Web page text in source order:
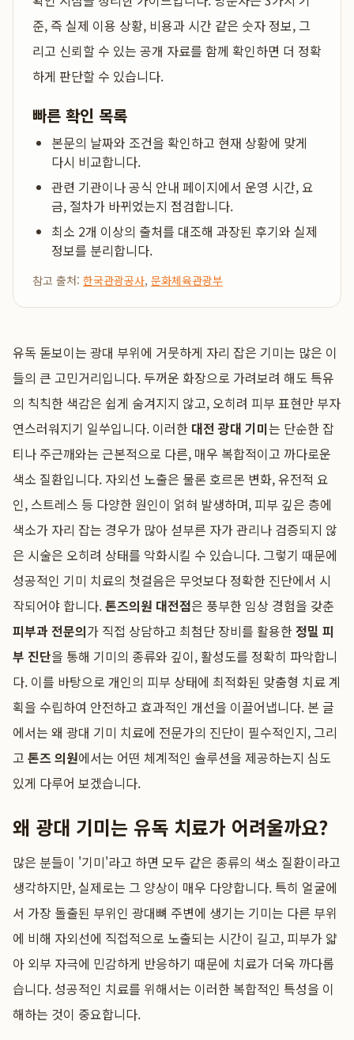
준, 즉 실제 이용 상황, 비용과 시간 같은 숫자 정보, 그
리고 신뢰할 수 있는 공개 자료를 함께 확인하면 더 정확
하게 판단할 수 있습니다.
빠른 확인 목록
본문의 날짜와 조건을 확인하고 현재 상황에 맞게
다시 비교합니다.
관련 기관이나 공식 안내 페이지에서 운영 시간, 요
금, 절차가 바뀌었는지 점검합니다.
최소 2개 이상의 출처를 대조해 과장된 후기와 실제
정보를 분리합니다.
참고 출처: 한국관광공사, 문화체육관광부
유독 돋보이는 광대 부위에 거뭇하게 자리 잡은 기미는 많은 이
들의 큰 고민거리입니다. 두꺼운 화장으로 가려보려 해도 특유
의 칙칙한 색감은 쉽게 숨겨지지 않고, 오히려 피부 표현만 부자
연스러워지기 일쑤입니다. 이러한 대전 광대 기미는 단순한 잡
티나 주근깨와는 근본적으로 다른, 매우 복합적이고 까다로운
색소 질환입니다. 자외선 노출은 물론 호르몬 변화, 유전적 요
인, 스트레스 등 다양한 원인이 얽혀 발생하며, 피부 깊은 층에
색소가 자리 잡는 경우가 많아 섣부른 자가 관리나 검증되지 않
은 시술은 오히려 상태를 악화시킬 수 있습니다. 그렇기 때문에
성공적인 기미 치료의 첫걸음은 무엇보다 정확한 진단에서 시
작되어야 합니다.톤즈의원 대전점은 풍부한 임상 경험을 갖춘
피부과 전문의가 직접 상담하고 최첨단 장비를 활용한정밀 피
부 진단을 통해 기미의 종류와 깊이, 활성도를 정확히 파악합니
다. 이를 바탕으로 개인의 피부 상태에 최적화된 맞춤형 치료 계
획을 수립하여 안전하고 효과적인 개선을 이끌어냅니다. 본 글
에서는 왜 광대 기미 치료에 전문가의 진단이 필수적인지, 그리
고 톤즈 의원에서는 어떤 체계적인 솔루션을 제공하는지 심도
있게 다루어 보겠습니다.
왜 광대 기미는 유독 치료가 어려울까요?
많은 분들이 '기미'라고 하면 모두 같은 종류의 색소 질환이라고
생각하지만, 실제로는 그 양상이 매우 다양합니다. 특히 얼굴에
서 가장 돌출된 부위인 광대뼈 주변에 생기는 기미는 다른 부위
에 비해 자외선에 직접적으로 노출되는 시간이 길고, 피부가 얇
아 외부 자극에 민감하게 반응하기 때문에 치료가 더욱 까다롭
습니다. 성공적인 치료를 위해서는 이러한 복합적인 특성을 이
해하는 것이 중요합니다.